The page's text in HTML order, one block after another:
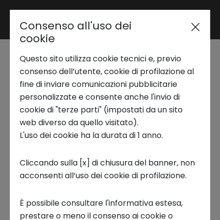
Area riservata
Trend Analysis
Applied Research
Startup Development
Business Transformation
Ecosystem enabling
UNEP FI e l’Iniziativa
NEXUS: webinar di
lancio del report a
Economy & Climate
11 LUGLIO 2024
Consenso all'uso dei
cookie
Questo sito utilizza cookie tecnici e, previo
consenso dell’utente, cookie di profilazione al
fine di inviare comunicazioni pubblicitarie
personalizzate e consente anche l'invio di
cookie di "terze parti" (impostati da un sito
web diverso da quello visitato).
L'uso dei cookie ha la durata di 1 anno.
Cliccando sulla [x] di chiusura del banner, non
acconsenti all’uso dei cookie di profilazione.
È possibile consultare l'informativa estesa,
prestare o meno il consenso ai cookie o